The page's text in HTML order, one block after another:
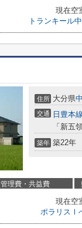
現在空
トランキール
住所 大分県
交通 日豊本線
「新五
築年 築22年
管理費・共益費
現在空
ポラリスⅠ